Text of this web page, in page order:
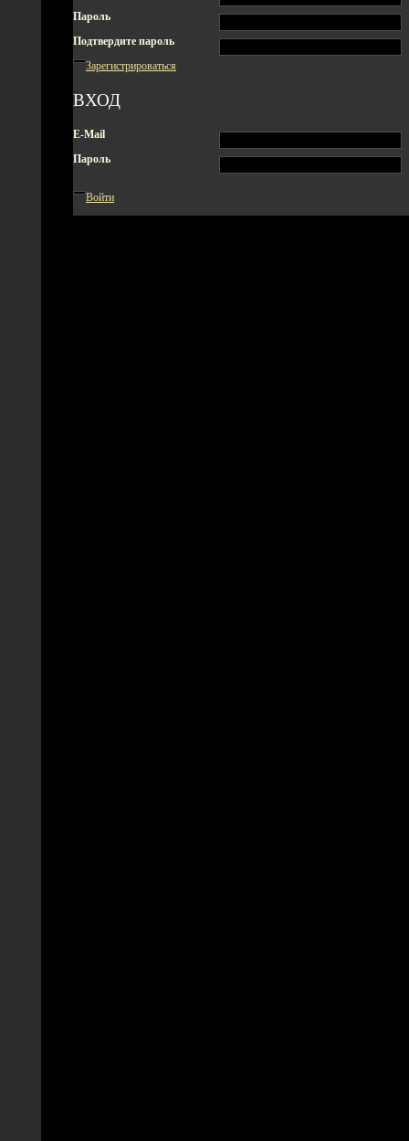
Пароль
Подтвердите пароль
Зарегистрироваться
ВХОД
E-Mail
Пароль
Войти